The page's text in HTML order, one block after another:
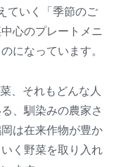
ていく「季節のご
心のプレートメニ
になっています。
、それもどんな人
、馴染みの農家さ
は在来作物が豊か
く野菜を取り入れ